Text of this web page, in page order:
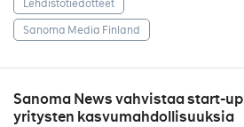
Lehdistötiedotteet
Sanoma Media Finland
Sanoma News vahvistaa start-up
yritysten kasvumahdollisuuksia